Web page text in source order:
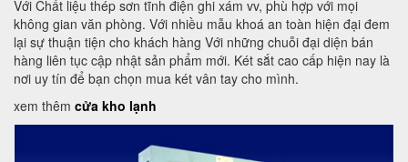
Với Chất liệu thép sơn tĩnh điện ghi xám vv, phù hợp với mọi
không gian văn phòng. Với nhiều mẫu khoá an toàn hiện đại đem
lại sự thuận tiện cho khách hàng Với những chuỗi đại diện bán
hàng liên tục cập nhật sản phẩm mới. Két sắt cao cấp hiện nay là
nơi uy tín để bạn chọn mua két vân tay cho mình.
xem thêm cửa kho lạnh